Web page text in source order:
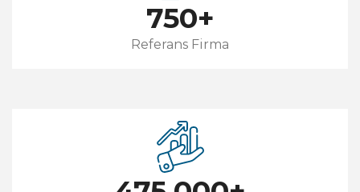
750+
Referans Firma